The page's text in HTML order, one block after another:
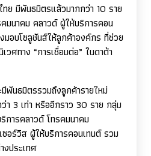
ทย มีพันธมิตรแล้วมากกว่า 10 ราย
มนาคม คลาวด์ ผู้ให้บริการคอน
มอบโซลูชันส์ให้ลูกค้าองค์กร ที่ช่วย
วศทาง “การเชื่อมต่อ” ในดาต้า
พันธมิตรรวมถึงลูกค้ารายใหม่
า 3 เท่า หรืออีกราว 30 ราย กลุ่ม
การคลาวด์ โทรคมนาคม
ซอร์วิส ผู้ให้บริการคอนเทนต์ รวม
งประเทศ